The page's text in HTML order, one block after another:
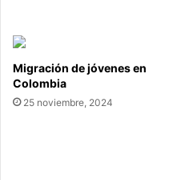
Migración de jóvenes en
Colombia
25 noviembre, 2024